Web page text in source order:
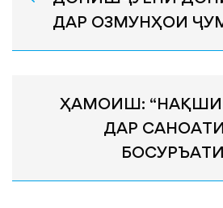
ДАР ОЗМУНҲОИ
ҲАМОИШ: “НАҚШИ
ДАР